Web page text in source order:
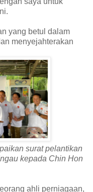
yang betul dalam
menyejahterakan
surat pelantikan
kepada Chin Hon
ahli perniagaan,